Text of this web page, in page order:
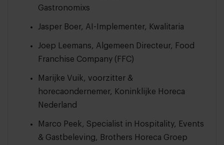
Gastronomixs
Jasper Boer, AI-Implementer, Kwalitaria
Joep Leemans, Algemeen Directeur, Food
Franchise Company (FFC)
Marijke Vuik, voorzitter &
horecaondernemer, Koninklijke Horeca
Nederland
Marco Peek, Specialist in Hospitality, Events
& Gastbeleving, Brothers Horeca Groep